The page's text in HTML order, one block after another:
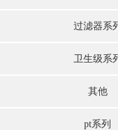
过滤器系
卫生级系
其他
pt系列